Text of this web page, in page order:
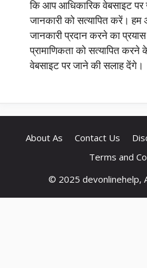
कि आप आधिकारिक वेबसाइट पर
जानकारी को सत्यापित करें।
जानकारी प्रदान करने का
प्रामाणिकता को सत्यापित
वेबसाइट पर जाने की सलाह देंगे।
About As Contact Us
Terms and
© 2025 devonlinehelp,